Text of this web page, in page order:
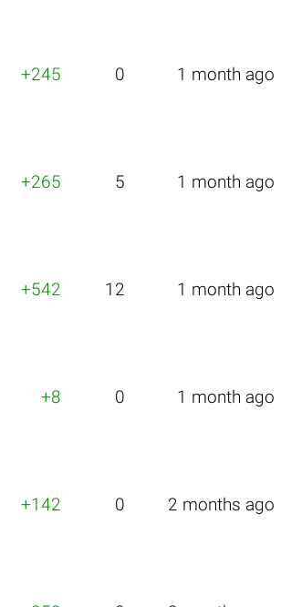
+245 0 1 month ago
+265 5 1 month ago
+542 12 1 month ago
+8 0 1 month ago
+142 0 2 months ago